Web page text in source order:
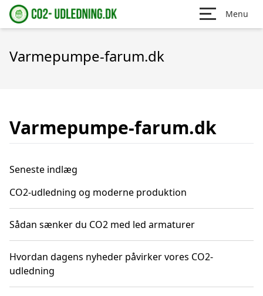
Menu
Varmepumpe-farum.dk
Varmepumpe-farum.dk
Seneste indlæg
CO2-udledning og moderne produktion
Sådan sænker du CO2 med led armaturer
Hvordan dagens nyheder påvirker vores CO2-
udledning